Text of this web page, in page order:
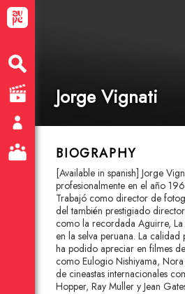
Jorge Vignati
BIOGRAPHY
[Available in spanish] Jorge
profesionalmente en el año
Trabajó como director de
del también prestigiado
como la recordada Aguirre,
en la selva peruana. La
ha podido apreciar en filmes
como Eulogio Nishiyama,
de cineastas internacionales
Hopper, Ray Muller y Jean